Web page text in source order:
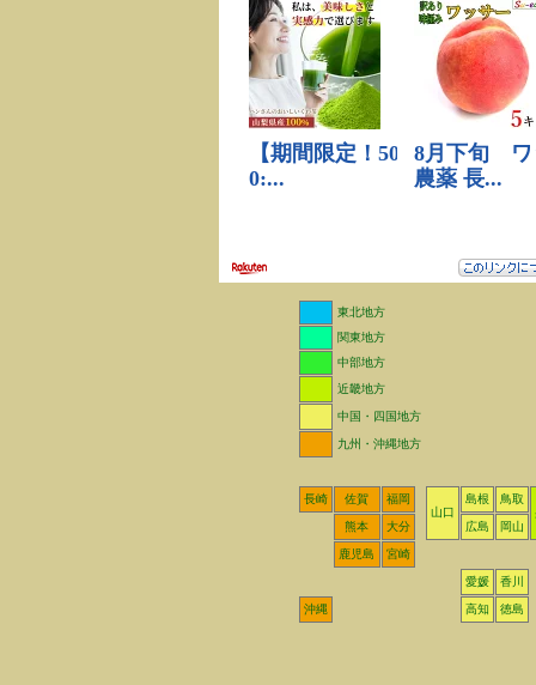
東北地方
関東地方
中部地方
近畿地方
中国・四国地方
九州・沖縄地方
長崎 佐賀
福岡
山口
島根
鳥取
熊本
大分 広島 岡山
鹿児島 宮崎
愛媛 香川
沖縄 高知 徳島